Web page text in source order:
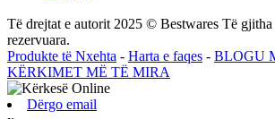
Të drejtat e autorit 2025 © Bestwares Të gjitha
rezervuara.
Produkte të Nxehta - Harta e faqes - BLOGU
KËRKIMET MË TË MIRA
Dërgo email